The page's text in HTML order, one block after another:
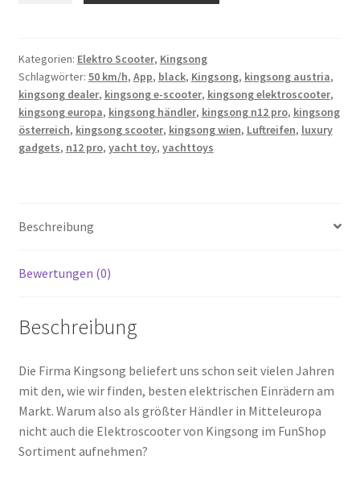
Kategorien: Elektro Scooter, Kingsong
Schlagwörter: 50 km/h, App, black, Kingsong, kingsong austria,
kingsong dealer, kingsong e-scooter, kingsong elektroscooter,
kingsong europa, kingsong händler, kingsong n12 pro, kingsong
österreich, kingsong scooter, kingsong wien, Luftreifen, luxury
gadgets, n12 pro, yacht toy, yachttoys
Beschreibung
Bewertungen (0)
Beschreibung
Die Firma Kingsong beliefert uns schon seit vielen Jahren
mit den, wie wir finden, besten elektrischen Einrädern am
Markt. Warum also als größter Händler in Mitteleuropa
nicht auch die Elektroscooter von Kingsong im FunShop
Sortiment aufnehmen?